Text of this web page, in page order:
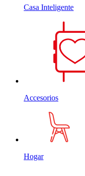
Casa Inteligente
Accesorios
Hogar